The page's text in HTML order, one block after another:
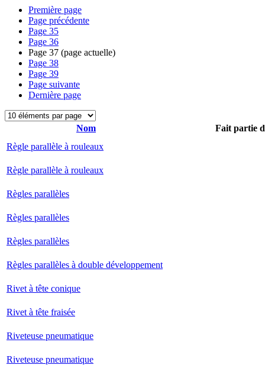
Première page
Page précédente
Page 35
Page 36
Page 37 (page actuelle)
Page 38
Page 39
Page suivante
Dernière page
Nom
Fait partie
Règle parallèle à rouleaux
Règle parallèle à rouleaux
Règles parallèles
Règles parallèles
Règles parallèles
Règles parallèles à double développement
Rivet à tête conique
Rivet à tête fraisée
Riveteuse pneumatique
Riveteuse pneumatique